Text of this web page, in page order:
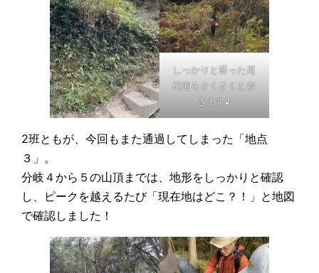
しっかりと通った尾
根道をさくさくと歩
きます♪
2班ともが、今回もまた通過してしまった「地点
３」。
分岐４から５の山頂までは、地形をしっかりと確認
し、ピークを越えるたび「現在地はどこ？！」と地図
で確認しました！